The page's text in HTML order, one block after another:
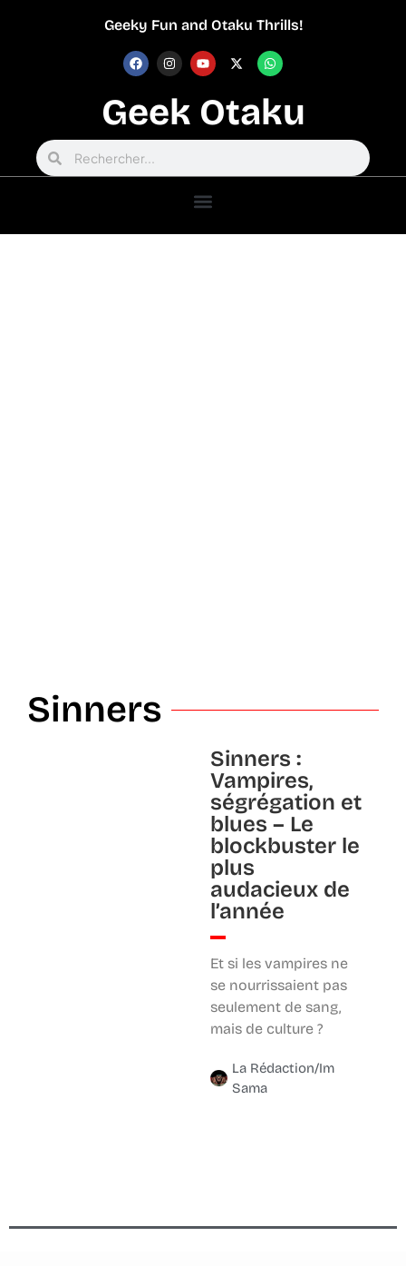
Geeky Fun and Otaku Thrills!
Geek Otaku
Sinners
Sinners :
Vampires,
ségrégation et
blues – Le
blockbuster le
plus
audacieux de
l’année
Et si les vampires ne
se nourrissaient pas
seulement de sang,
mais de culture ?
La Rédaction/Im
Sama